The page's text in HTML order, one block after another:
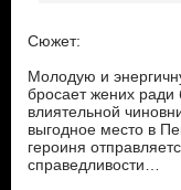
Сюжет:
Молодую и
бросает жених
влиятельной
выгодное место в
героиня
справедливости…